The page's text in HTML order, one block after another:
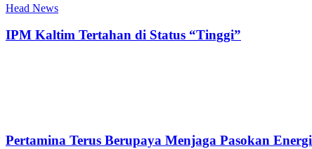
Head News
IPM Kaltim Tertahan di Status “Tinggi”
Pertamina Terus Berupaya Menjaga Pasokan Energi